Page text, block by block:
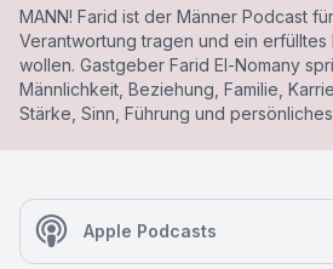
MANN! Farid ist der Männer Podcast
Verantwortung tragen und ein erfülltes
wollen. Gastgeber Farid El-Nomany
Männlichkeit, Beziehung, Familie,
Stärke, Sinn, Führung und
Apple Podcasts